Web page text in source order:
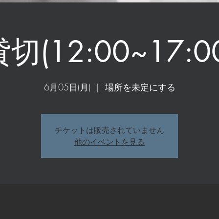
切
6月05日(月)
  |
場所を未定にする
チケットは販売されていません
他のイベントを見る